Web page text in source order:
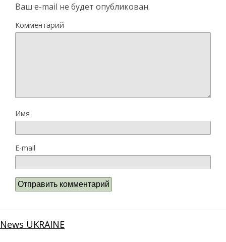
Ваш e-mail не будет опубликован.
Комментарий
Имя
E-mail
News UKRAINE